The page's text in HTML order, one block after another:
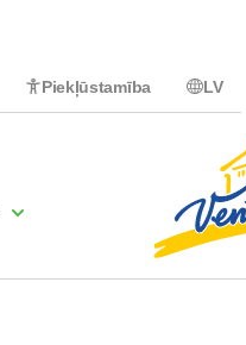
Piekļūstamība LV